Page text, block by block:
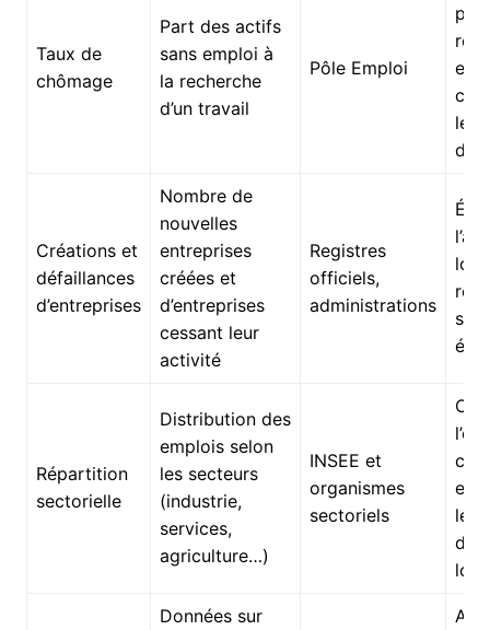
Taux de
chômage
Part des actifs
sans emploi à
la recherche
d’un travail
Pôle Emploi
et
les
du
Créations et
défaillances
d’entreprises
Nombre de
nouvelles
entreprises
créées et
d’entreprises
cessant leur
activité
Registres
officiels,
administrations
Répartition
sectorielle
Distribution des
emplois selon
les secteurs
(industrie,
services,
agriculture…)
INSEE et
organismes
sectoriels
et
les
du
Données sur